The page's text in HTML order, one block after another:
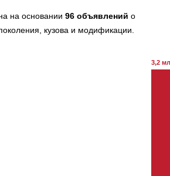
на основании 96 объявлений о
кузова и модификации.
3,2